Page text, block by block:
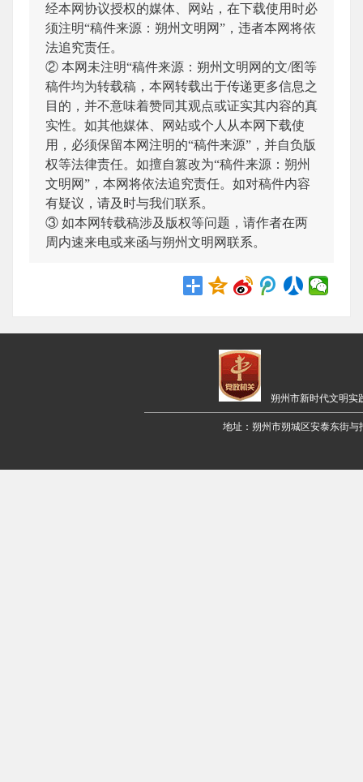
经本网协议授权的媒体、网站，在下载使用时必
须注明“稿件来源：朔州文明网”，违者本网将依
法追究责任。
② 本网未注明“稿件来源：朔州文明网的文/图等
稿件均为转载稿，本网转载出于传递更多信息之
目的，并不意味着赞同其观点或证实其内容的真
实性。如其他媒体、网站或个人从本网下载使
用，必须保留本网注明的“稿件来源”，并自负版
权等法律责任。如擅自篡改为“稿件来源：朔州
文明网”，本网将依法追究责任。如对稿件内容
有疑议，请及时与我们联系。
③ 如本网转载稿涉及版权等问题，请作者在两
周内速来电或来函与朔州文明网联系。
朔州市新时代文明
地址：朔州市朔城区安泰东街与